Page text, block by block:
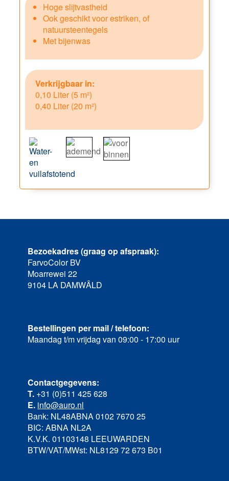
Hoge slijtvastheid
Ook geschikt voor estriken, of
natuursteentegels
Met bijenwas
Verkrijgbaar in:
0,10 Liter (5 m²)
0,40 Liter (20 m²)
Bezoekadres (graag op afspraak):
FarvoColor BV
Moarrewei 22
9104 LA DAMWÂLD
Bestellingen per mail / telefoon:
Maandag t/m vrijdag van 09:00 - 17:00 uur
Contactgegevens:
T. +31 (0)511 425 628
E. info@auro.nl
Bank: NL48ABNA 0102 7670 25
BIC: ABNA NL2A
K.V.K. 01103148 LEEUWARDEN
BTW/VAT/MWst: NL8129 72 673 B01